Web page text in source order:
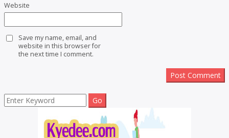
Website
Save my name, email, and
website in this browser for
the next time I comment.
Search
for: